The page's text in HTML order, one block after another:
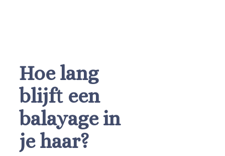
Hoe lang
blijft een
balayage in
je haar?